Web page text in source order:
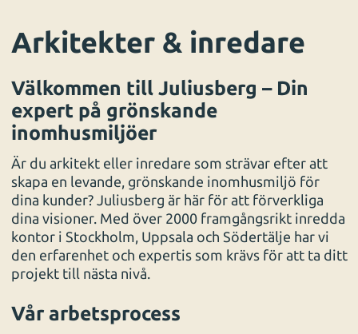
Arkitekter & inredare
Välkommen till Juliusberg – Din
expert på grönskande
inomhusmiljöer
Är du arkitekt eller inredare som strävar efter att
skapa en levande, grönskande inomhusmiljö för
dina kunder? Juliusberg är här för att förverkliga
dina visioner. Med över 2000 framgångsrikt inredda
kontor i Stockholm, Uppsala och Södertälje har vi
den erfarenhet och expertis som krävs för att ta ditt
projekt till nästa nivå.
Vår arbetsprocess